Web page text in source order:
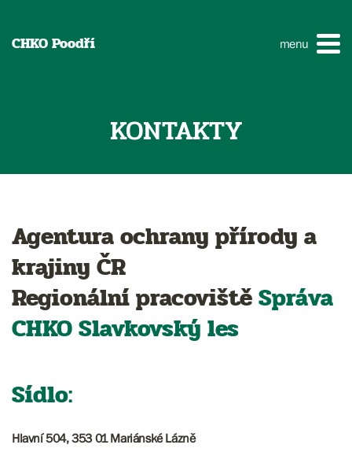
CHKO Poodří menu
KONTAKTY
Agentura ochrany přírody a
krajiny ČR
Regionální pracovištěSpráva
CHKOSlavkovský les
Sídlo:
Hlavní 504, 353 01 Mariánské Lázně